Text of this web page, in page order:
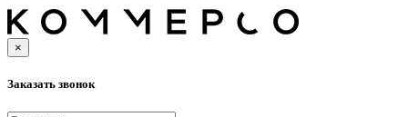
×
Заказать звонок